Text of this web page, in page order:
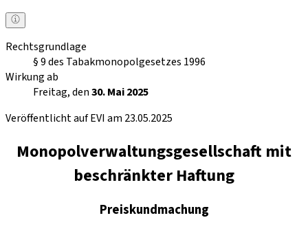
Rechtsgrundlage
§ 9 des Tabakmonopolgesetzes 1996
Wirkung ab
Freitag, den30. Mai 2025
Veröffentlicht auf EVI am 23.05.2025
Monopolverwaltungsgesellschaft mit
beschränkter Haftung
Preiskundmachung